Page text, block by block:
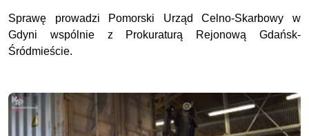
Sprawę prowadzi Pomorski Urząd Celno-Skarbowy w
Gdyni wspólnie z Prokuraturą Rejonową Gdańsk-
Śródmieście.